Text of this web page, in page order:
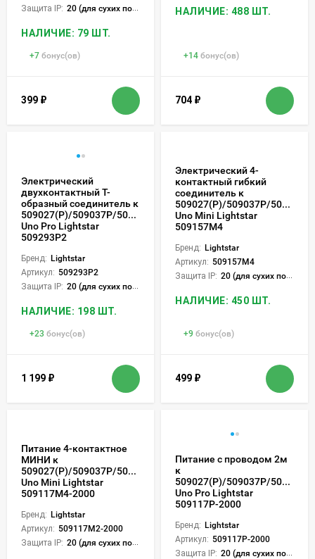
Защита IP: 20 (для сухих пом.)
НАЛИЧИЕ: 79 ШТ.
+7 бонус(ов)
399 ₽
НАЛИЧИЕ: 488 ШТ.
+14 бонус(ов)
704 ₽
Электрический
двухконтактный Т-
образный соединитель к
509027(P)/509037P/509227(P)/509237P
Uno Pro Lightstar
509293P2
Бренд: Lightstar
Артикул: 509293P2
Защита IP: 20 (для сухих пом.)
НАЛИЧИЕ: 198 ШТ.
+23 бонус(ов)
1 199 ₽
Электрический 4-
контактный гибкий
соединитель к
509027(P)/509037P/
Uno Mini Lightstar
509157M4
Бренд: Lightstar
Артикул: 509157M4
Защита IP: 20 (для сухих пом.)
НАЛИЧИЕ: 450 ШТ.
+9 бонус(ов)
499 ₽
Питание 4-контактное
МИНИ к
509027(P)/509037P/509227(P)/509237P
Uno Mini Lightstar
509117M4-2000
Бренд: Lightstar
Артикул: 509117M2-2000
Защита IP: 20 (для сухих пом.)
Питание с проводом 2м
к
509027(P)/509037P/
Uno Pro Lightstar
509117P-2000
Бренд: Lightstar
Артикул: 509117P-2000
Защита IP: 20 (для сухих пом.)